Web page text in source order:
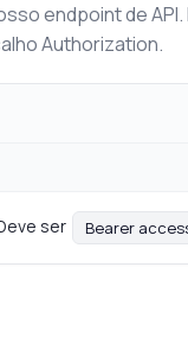
endpoint de
Authorization.
ser Bearer